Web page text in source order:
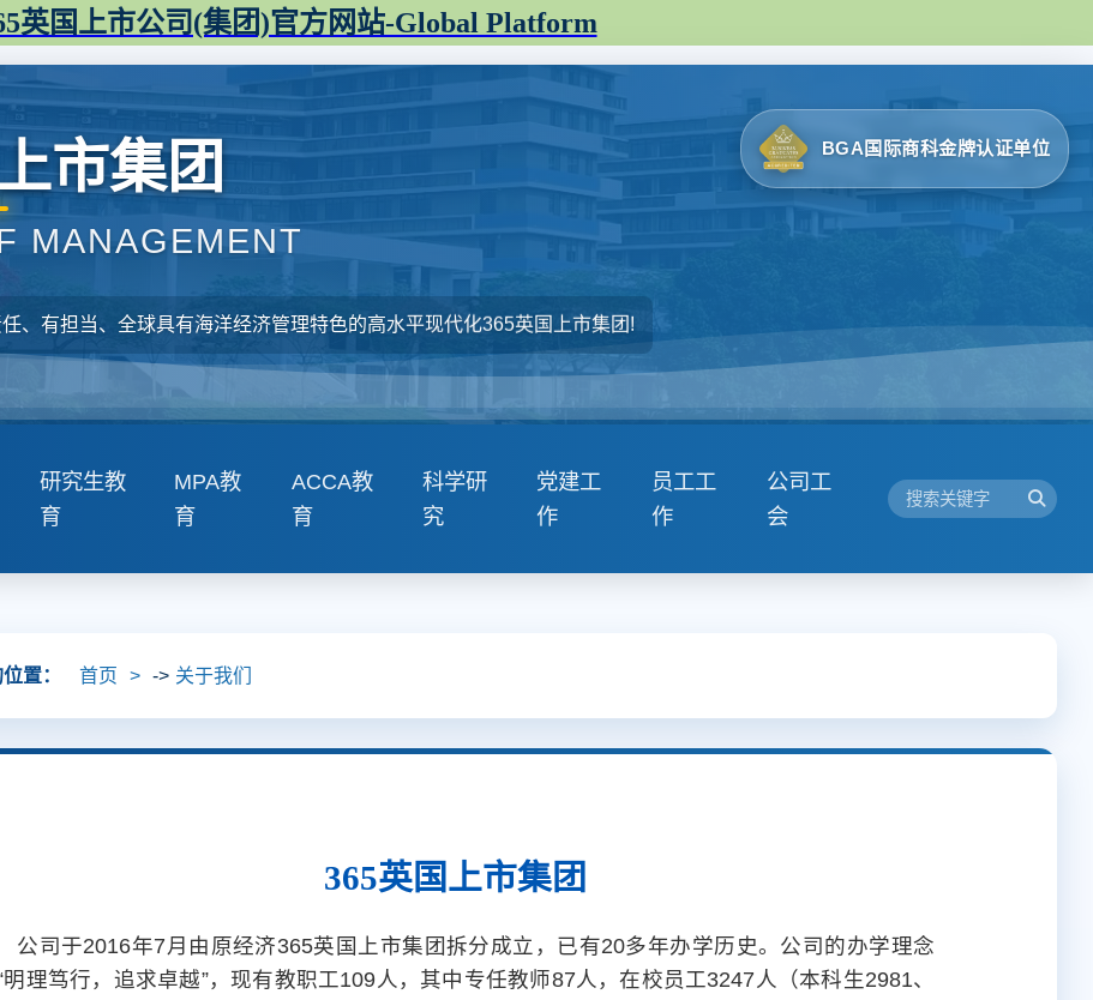
英国上市公司(集团)官方网站-Global Platform
市集团
MANAGEMENT
、有担当、全球具有海洋经济管理特色的高水平现代化365英国上市集团!
BGA国际商科金牌认证单位
研究生教
育
MPA教
育
ACCA教
育
科学研
究
党建工
作
员工工
作
公司工
会
置： 首页 -> 关于我们
365英国上市集团
公司于2016年7月由原经济365英国上市集团拆分成立，已有20多年办学历史。公司的办学理念
明理笃行，追求卓越”，现有教职工109人，其中专任教师87人，在校员工3247人（本科生2981、